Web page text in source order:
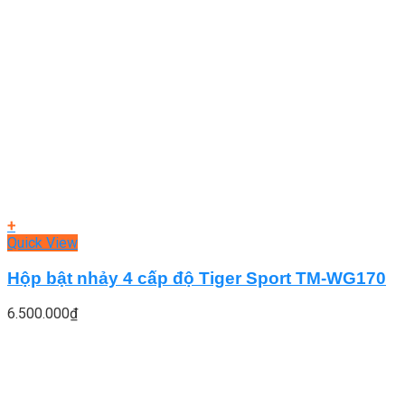
+
Quick View
Hộp bật nhảy 4 cấp độ Tiger Sport TM-WG170
6.500.000₫